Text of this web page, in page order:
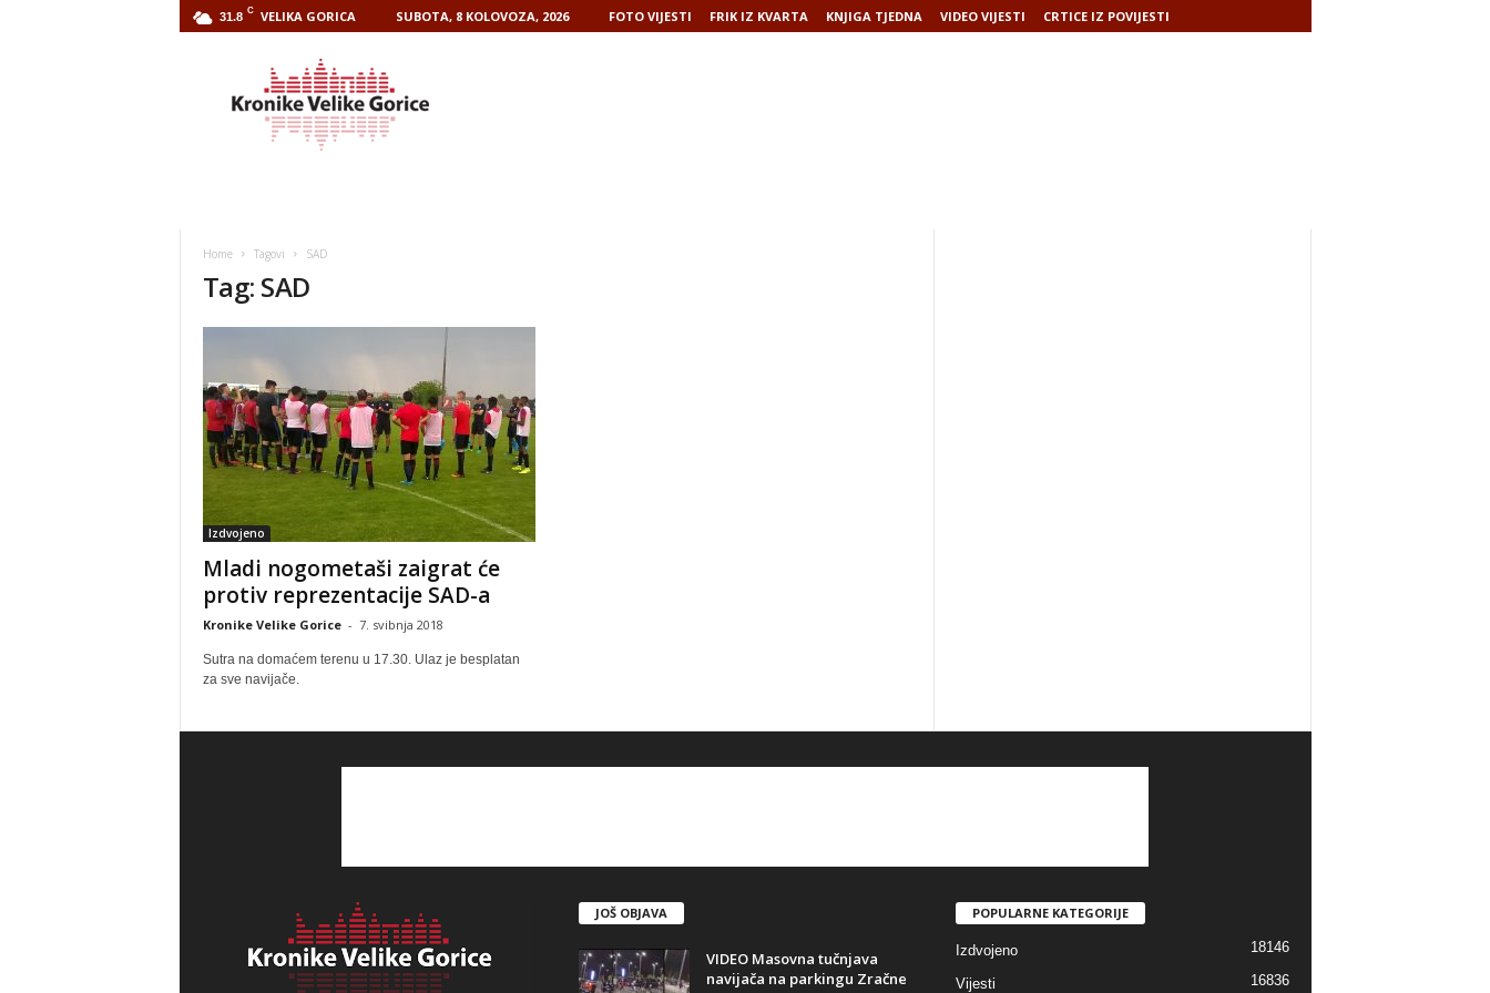
31.8 C VELIKA GORICA SUBOTA, 8 KOLOVOZA, 2026 FOTO VIJESTI FRIK IZ KVARTA KNJIGA TJEDNA VIDEO VIJESTI CRTICE IZ POVIJESTI
Home Tagovi SAD
Tag: SAD
Izdvojeno
Mladi nogometaši zaigrat će
protiv reprezentacije SAD-a
Kronike Velike Gorice - 7. svibnja 2018
Sutra na domaćem terenu u 17.30. Ulaz je besplatan
za sve navijače.
JOŠ OBJAVA
VIDEO Masovna tučnjava
navijača na parkingu Zračne
POPULARNE KATEGORIJE
Izdvojeno 18146
Vijesti 16836